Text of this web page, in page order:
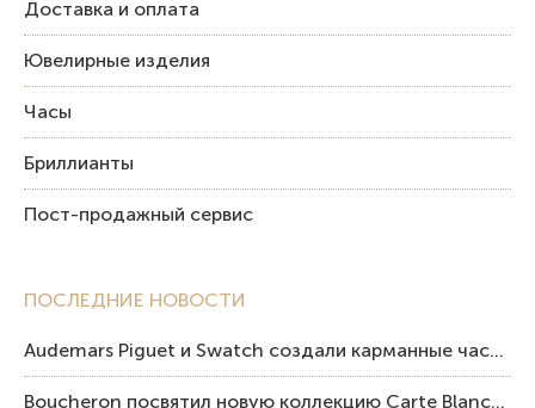
ПОСЛЕДНИЕ НОВОСТИ
Audemars Piguet и Swatch создали карманные часы в эстетике Royal Oak и Pop Art
Boucheron посвятил новую коллекцию Carte Blanche Human Being человеку и силе мастерства
Доставка и оплата
Ювелирные изделия
Часы
Бриллианты
Пост-продажный сервис